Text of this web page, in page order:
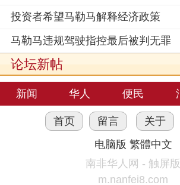
投资者希望马勒马解释经济政策
马勒马违规驾驶指控最后被判无罪
论坛新帖
新闻 华人 便民
首页 留言 关于
电脑版 繁體中文
南非华人网 - 触屏版
m.nanfei8.com